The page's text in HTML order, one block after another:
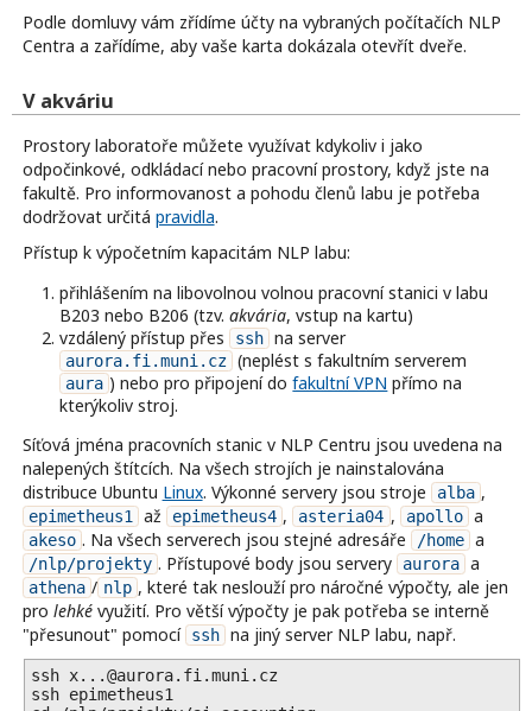
Podle domluvy vám zřídíme účty na vybraných počítačích NLP
Centra a zařídíme, aby vaše karta dokázala otevřít dveře.
V akváriu
Prostory laboratoře můžete využívat kdykoliv i jako
odpočinkové, odkládací nebo pracovní prostory, když jste na
fakultě. Pro informovanost a pohodu členů labu je potřeba
dodržovat určitá pravidla.
Přístup k výpočetním kapacitám NLP labu:
přihlášením na libovolnou volnou pracovní stanici v labu
B203 nebo B206 (tzv. akvária, vstup na kartu)
vzdálený přístup přes
ssh na server
aurora.fi.muni.cz (neplést s fakultním serverem
aura ) nebo pro připojení dofakultní VPN přímo na
kterýkoliv stroj.
Síťová jména pracovních stanic v NLP Centru jsou uvedena na
nalepených štítcích. Na všech strojích je nainstalována
distribuce Ubuntu Linux. Výkonné servery jsou stroje alba ,
epimetheus1 až epimetheus4 , asteria04 , apollo a
akeso . Na všech serverech jsou stejné adresáře /home a
/nlp/projekty . Přístupové body jsou servery aurora a
athena / nlp , které tak neslouží pro náročné výpočty, ale jen
pro lehkévyužití. Pro větší výpočty je pak potřeba se interně
"přesunout" pomocí ssh na jiný server NLP labu, např.
ssh x...@aurora.fi.muni.cz
ssh epimetheus1